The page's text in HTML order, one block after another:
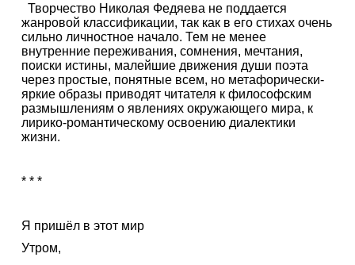
Творчество Николая Федяева не поддается
жанровой классификации, так как в его стихах очень
сильно личностное начало. Тем не менее
внутренние переживания, сомнения, мечтания,
поиски истины, малейшие движения души поэта
через простые, понятные всем, но метафорически-
яркие образы приводят читателя к философским
размышлениям о явлениях окружающего мира, к
лирико-романтическому освоению диалектики
жизни.
* * *
Я пришёл в этот мир
Утром,